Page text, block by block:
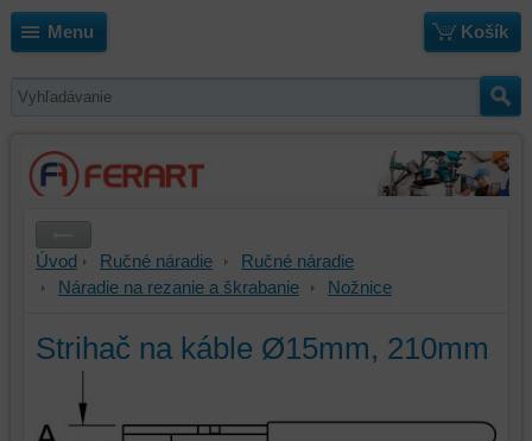
Menu Košík
Úvod Ručné náradie
Ručné náradie
Náradie na rezanie a škrabanie
Nožnice
Strihač na káble Ø15mm, 210mm